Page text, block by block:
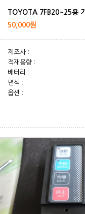
TOYOTA 7FB20~25용
50,000원
제조사 :
적재용량 :
배터리 :
년식 :
옵션 :